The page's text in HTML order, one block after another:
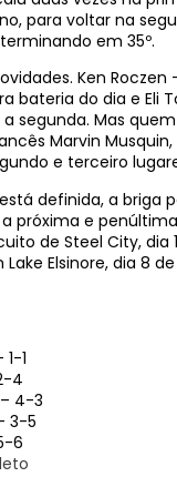
para voltar na
em 35º.
Ken Roczen
bateria do dia e Eli
segunda. Mas
Marvin
e terceiro
definida, a briga
próxima e
de Steel City, dia
Elsinore, dia 8
1
4
4-3
3-5
6